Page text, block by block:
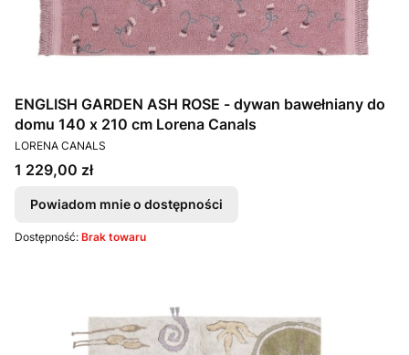
ENGLISH GARDEN ASH ROSE - dywan bawełniany do
domu 140 x 210 cm Lorena Canals
PRODUCENT
LORENA CANALS
Cena
1 229,00 zł
Powiadom mnie o dostępności
Dostępność: Brak towaru